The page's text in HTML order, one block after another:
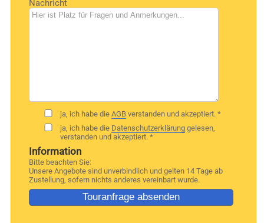
Nachricht
ja, ich habe dieAGB verstanden und akzeptiert. *
ja, ich habe die Datenschutzerklärung gelesen,
verstanden und akzeptiert. *
Information
Bitte beachten Sie:
Unsere Angebote sind unverbindlich und gelten 14 Tage ab
Zustellung, sofern nichts anderes vereinbart wurde.